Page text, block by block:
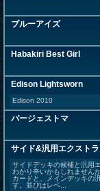
ブルーアイズ
Habakiri Best Girl
Edison Lightsworn
Edison 2010
バージェストマ
サイド&汎用エクスト
サイドデッキの候補と汎用
わかり辛いかもしれません
カードと、メインデッキの
す。並びはレベ...